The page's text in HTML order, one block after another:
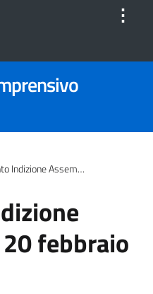
⋮
Assemblea Del 20 Febbraio 2024
febbraio